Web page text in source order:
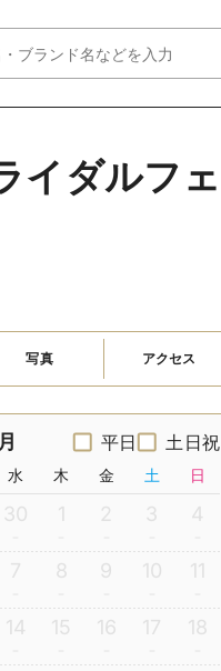
イダルフェ
写真 アクセス
平日 土日祝
水 木 金 土 日
30 1 2 3 4
7 8 9 10 11
14 15 16 17 18